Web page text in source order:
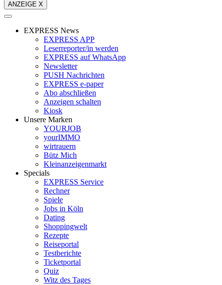
ANZEIGE X
EXPRESS News
EXPRESS APP
Leserreporter/in werden
EXPRESS auf WhatsApp
Newsletter
PUSH Nachrichten
EXPRESS e-paper
Abo abschließen
Anzeigen schalten
Kiosk
Unsere Marken
YOURJOB
yourIMMO
wirtrauern
Bütz Mich
Kleinanzeigenmarkt
Specials
EXPRESS Service
Rechner
Spiele
Jobs in Köln
Dating
Shoppingwelt
Rezepte
Reiseportal
Testberichte
Ticketportal
Quiz
Witz des Tages